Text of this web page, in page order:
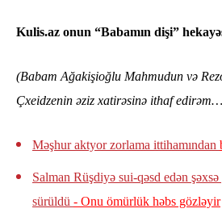
Kulis.az onun “Babamın dişi”
(Babam Ağakişioğlu Mahmudun və
Çxeidzenin əziz xatirəsinə ithaf
Məşhur aktyor zorlama ittihamından
Salman Rüşdiyə sui-qəsd edən
sürüldü - Onu ömürlük həbs gözləyir